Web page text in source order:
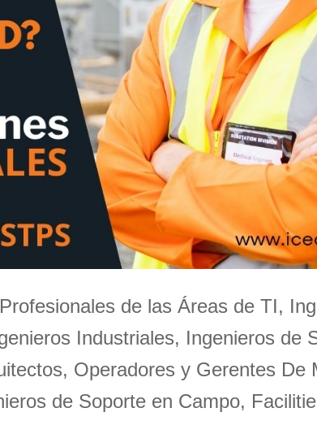
de las Áreas de TI,
Industriales, Ingenieros de
Operadores y Gerentes De
de Soporte en Campo,